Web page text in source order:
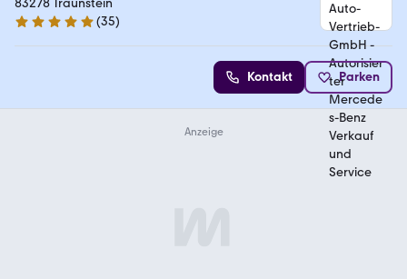
Benz Verkauf und Service
83278 Traunstein
4.8 Sterne
(35)
Kontakt Parken